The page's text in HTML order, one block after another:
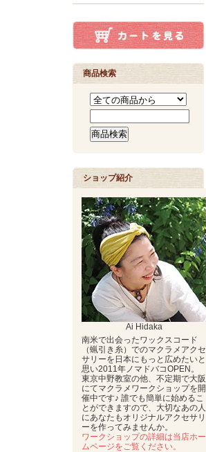
商品検索
ショップ紹介
Ai Hidaka
南米で出会ったワックスコード
（蝋引き糸）でのマクラメアクセ
サリーを日本にもっと広めたいと
思い2011年ノマドバコOPEN。
東京中野教室の他、不定期で大阪
にてマクラメワークショップを開
催中です♪ 誰でも簡単に始めるこ
とができますので、大切なあの人
にあなたもオリジナルアクセサリ
ーを作ってみませんか。
ワークショップの詳細は当店ホー
ムページをご覧ください。